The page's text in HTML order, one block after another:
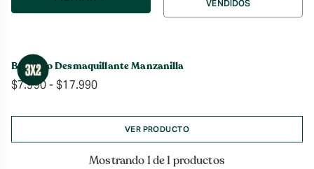
por
VENDIDOS
Bálsamo Desmaquillante Manzanilla
$7.990- $17.990Rango
precios:
desde
$7.990
hasta
VER PRODUCTO
Mostrando 1 de 1 productos